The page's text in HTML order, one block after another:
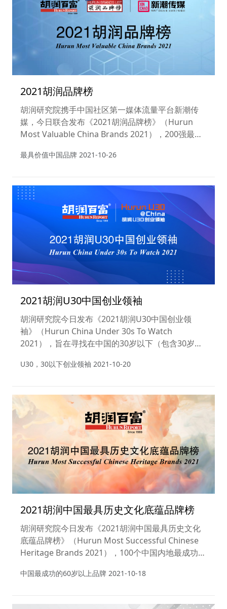
2021胡润品牌榜
胡润研究院携手中国社区第一媒体流量平台新潮传
媒，今日联合发布《2021胡润品牌榜》（Hurun
Most Valuable China Brands 2021），200强最具
最具价值中国品牌 2021-10-26
2021胡润U30中国创业领袖
胡润研究院今日发布《2021胡润U30中国创业领
袖》（Hurun China Under 30s To Watch
2021），旨在寻找在中国的30岁以下（包含30岁）
U30，30以下创业领袖 2021-10-20
2021胡润中国最具历史文化底蕴品牌榜
胡润研究院今日发布《2021胡润中国最具历史文化
底蕴品牌榜》（Hurun Most Successful Chinese
Heritage Brands 2021），100个中国内地最成功的
布该榜单，上榜品牌数量从去年的50个扩大到100
中国最成功的60岁以上品牌 2021-10-18